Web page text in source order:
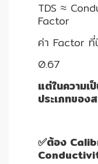
TDS ≈
Factor
ค่า Factor ที่
0.67
แต่ในความเ
ประเภทของ
✅ต้อง